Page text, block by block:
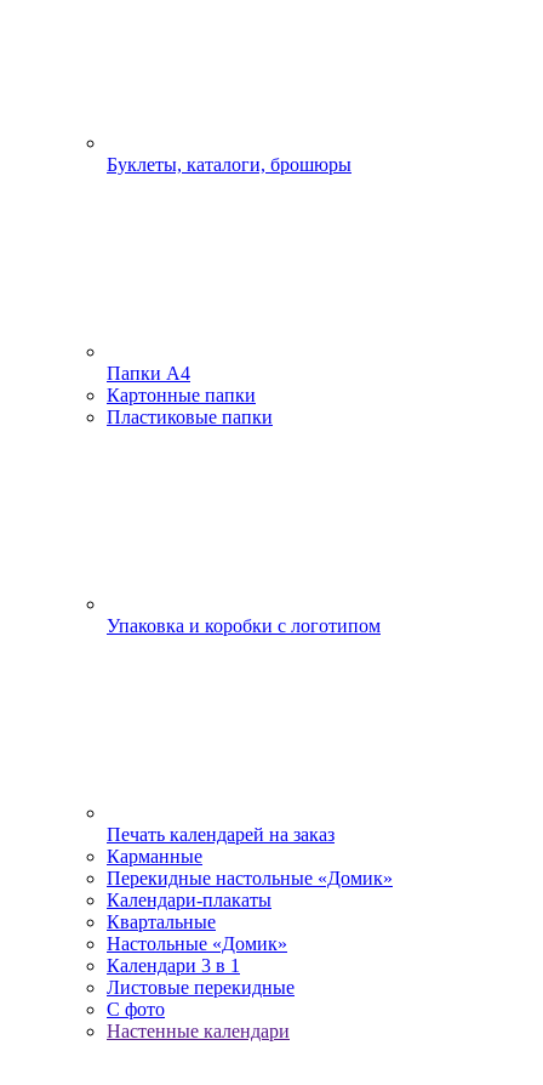
Буклеты, каталоги, брошюры
Папки А4
Картонные папки
Пластиковые папки
Упаковка и коробки с логотипом
Печать календарей на заказ
Карманные
Перекидные настольные «Домик»
Календари-плакаты
Квартальные
Настольные «Домик»
Календари 3 в 1
Листовые перекидные
С фото
Настенные календари